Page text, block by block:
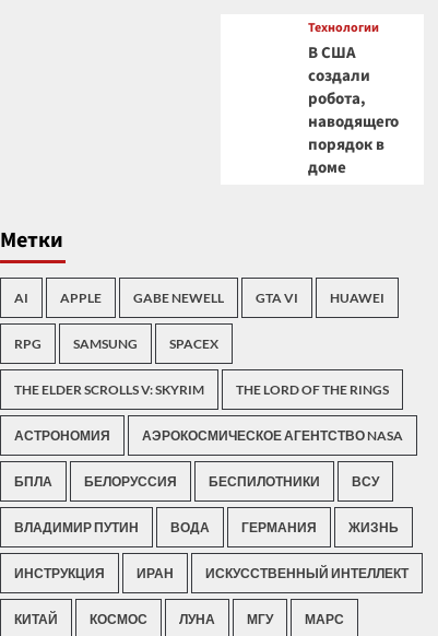
Технологии
В США
создали
робота,
наводящего
порядок в
доме
Метки
AI APPLE GABE NEWELL GTA VI HUAWEI
RPG SAMSUNG SPACEX
THE ELDER SCROLLS V: SKYRIM THE LORD OF THE RINGS
АСТРОНОМИЯ АЭРОКОСМИЧЕСКОЕ АГЕНТСТВО NASA
БПЛА БЕЛОРУССИЯ БЕСПИЛОТНИКИ ВСУ
ВЛАДИМИР ПУТИН ВОДА ГЕРМАНИЯ ЖИЗНЬ
ИНСТРУКЦИЯ ИРАН ИСКУССТВЕННЫЙ ИНТЕЛЛЕКТ
КИТАЙ КОСМОС ЛУНА МГУ МАРС